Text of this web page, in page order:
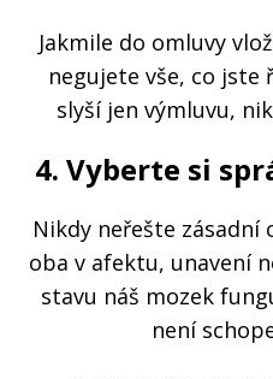
Jakmile do omluvy
negujete vše, co
slyší jen výmluvu,
4. Vyberte si
Nikdy neřešte zásadní
oba v afektu, unavení
stavu náš mozek
není